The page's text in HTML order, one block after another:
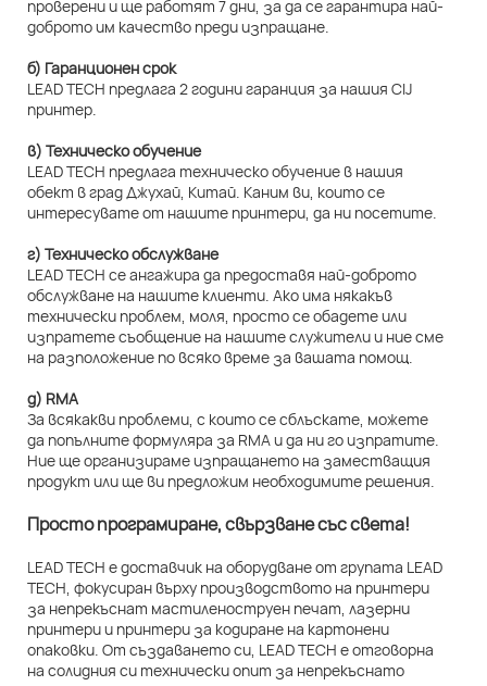
проверени и ще работят 7 дни, за да се гарантира най-
доброто им качество преди изпращане.
б) Гаранционен срок
LEAD TECH предлага 2 години гаранция за нашия CIJ
принтер.
в) Техническо обучение
LEAD TECH предлага техническо обучение в нашия
обект в град Джухай, Китай. Каним ви, които се
интересувате от нашите принтери, да ни посетите.
г) Техническо обслужване
LEAD TECH се ангажира да предоставя най-доброто
обслужване на нашите клиенти. Ако има някакъв
технически проблем, моля, просто се обадете или
изпратете съобщение на нашите служители и ние сме
на разположение по всяко време за вашата помощ.
д) RMA
За всякакви проблеми, с които се сблъскате, можете
да попълните формуляра за RMA и да ни го изпратите.
Ние ще организираме изпращането на заместващия
продукт или ще ви предложим необходимите решения.
Просто програмиране, свързване със света!
LEAD TECH е доставчик на оборудване от групата LEAD
TECH, фокусиран върху производството на принтери
за непрекъснат мастиленоструен печат, лазерни
принтери и принтери за кодиране на картонени
опаковки. От създаването си, LEAD TECH е отговорна
на солидния си технически опит за непрекъснато